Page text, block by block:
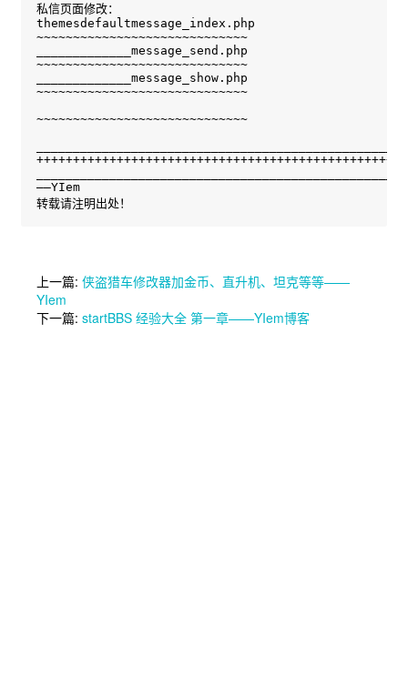
私信页面修改：
themesdefaultmessage_index.php
~~~~~~~~~~~~~~~~~~~~~~~~~~~~~
_____________message_send.php
~~~~~~~~~~~~~~~~~~~~~~~~~~~~~
_____________message_show.php
~~~~~~~~~~~~~~~~~~~~~~~~~~~~~
~~~~~~~~~~~~~~~~~~~~~~~~~~~~~
——YIem
转载请注明出处！
上一篇: 侠盗猎车修改器加金币、直升机、坦克等等——
YIem
下一篇: startBBS 经验大全 第一章——YIem博客